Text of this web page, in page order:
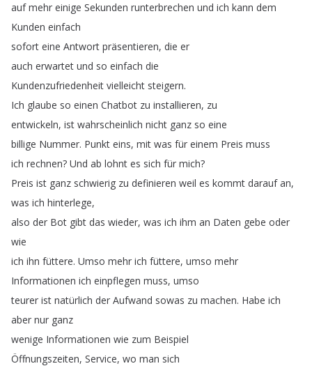
auf mehr einige Sekunden runterbrechen und ich kann dem
Kunden einfach
sofort eine Antwort präsentieren, die er
auch erwartet und so einfach die
Kundenzufriedenheit vielleicht steigern.
Ich glaube so einen Chatbot zu installieren, zu
entwickeln, ist wahrscheinlich nicht ganz so eine
billige Nummer. Punkt eins, mit was für einem Preis muss
ich rechnen? Und ab lohnt es sich für mich?
Preis ist ganz schwierig zu definieren weil es kommt darauf an,
was ich hinterlege,
also der Bot gibt das wieder, was ich ihm an Daten gebe oder
wie
ich ihn füttere. Umso mehr ich füttere, umso mehr
Informationen ich einpflegen muss, umso
teurer ist natürlich der Aufwand sowas zu machen. Habe ich
aber nur ganz
wenige Informationen wie zum Beispiel
Öffnungszeiten, Service, wo man sich